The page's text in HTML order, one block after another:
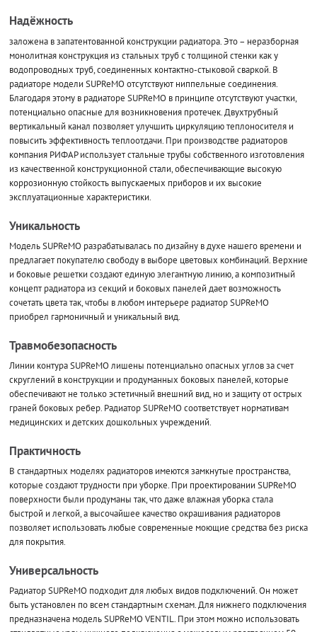
Надёжность
заложена в запатентованной конструкции радиатора. Это – неразборная
монолитная конструкция из стальных труб с толщиной стенки как у
водопроводных труб, соединенных контактно-стыковой сваркой. В
радиаторе модели SUPReMO отсутствуют ниппельные соединения.
Благодаря этому в радиаторе SUPReMO в принципе отсутствуют участки,
потенциально опасные для возникновения протечек. Двухтрубный
вертикальный канал позволяет улучшить циркуляцию теплоносителя и
повысить эффективность теплоотдачи. При производстве радиаторов
компания РИФАР использует стальные трубы собственного изготовления
из качественной конструкционной стали, обеспечивающие высокую
коррозионную стойкость выпускаемых приборов и их высокие
эксплуатационные характеристики.
Уникальность
Модель SUPReMO разрабатывалась по дизайну в духе нашего времени и
предлагает покупателю свободу в выборе цветовых комбинаций. Верхние
и боковые решетки создают единую элегантную линию, а композитный
концепт радиатора из секций и боковых панелей дает возможность
сочетать цвета так, чтобы в любом интерьере радиатор SUPReMO
приобрел гармоничный и уникальный вид.
Травмобезопасность
Линии контура SUPReMO лишены потенциально опасных углов за счет
скруглений в конструкции и продуманных боковых панелей, которые
обеспечивают не только эстетичный внешний вид, но и защиту от острых
граней боковых ребер. Радиатор SUPReMO соответствует нормативам
медицинских и детских дошкольных учреждений.
Практичность
В стандартных моделях радиаторов имеются замкнутые пространства,
которые создают трудности при уборке. При проектировании SUPReMO
поверхности были продуманы так, что даже влажная уборка стала
быстрой и легкой, а высочайшее качество окрашивания радиаторов
позволяет использовать любые современные моющие средства без риска
для покрытия.
Универсальность
Радиатор SUPReMO подходит для любых видов подключений. Он может
быть установлен по всем стандартным схемам. Для нижнего подключения
предназначена модель SUPReMO VENTIL. При этом можно использовать